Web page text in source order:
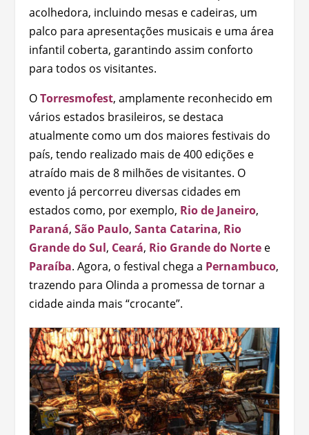
acolhedora, incluindo mesas e cadeiras, um
palco para apresentações musicais e uma área
infantil coberta, garantindo assim conforto
para todos os visitantes.
OTorresmofest, amplamente reconhecido em
vários estados brasileiros, se destaca
atualmente como um dos maiores festivais do
país, tendo realizado mais de 400 edições e
atraído mais de 8 milhões de visitantes. O
evento já percorreu diversas cidades em
estados como, por exemplo, Rio de Janeiro,
Paraná,São Paulo,Santa Catarina, Rio
Grande do Sul, Ceará, Rio Grande do Norte e
Paraíba. Agora, o festival chega a Pernambuco,
trazendo para Olinda a promessa de tornar a
cidade ainda mais “crocante”.